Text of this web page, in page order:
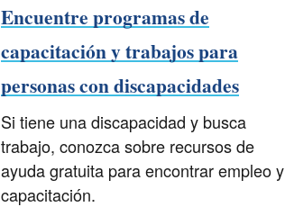
Encuentre programas de
capacitación y trabajos para
personas con discapacidades
Si tiene una discapacidad y busca
trabajo, conozca sobre recursos de
ayuda gratuita para encontrar empleo y
capacitación.